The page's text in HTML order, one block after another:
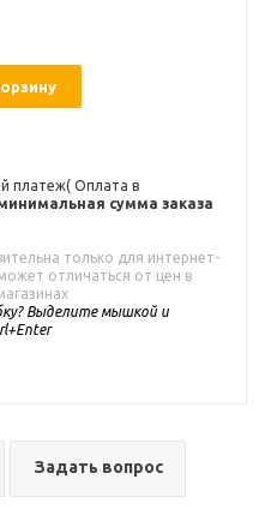
платеж( Оплата в
сумма заказа
только для интернет-
отличаться от цен в
Выделите мышкой и
Задать вопрос